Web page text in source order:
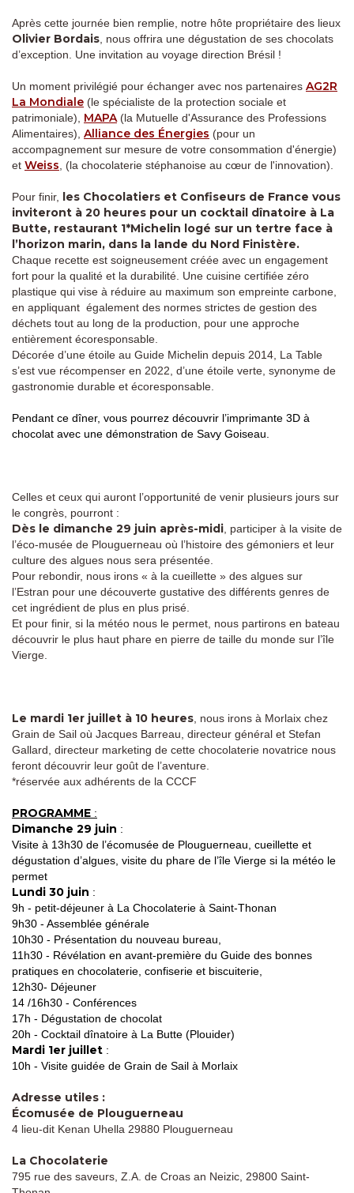
Après cette journée bien remplie, notre hôte propriétaire des lieux
Olivier Bordais , nous offrira une dégustation de ses chocolats
d’exception. Une invitation au voyage direction Brésil !
Un moment privilégié pour échanger avec nos partenaires AG2R
La Mondiale (le spécialiste de la protection sociale et
patrimoniale), MAPA (la Mutuelle d'Assurance des Professions
Alimentaires), Alliance des Énergies (pour un
accompagnement sur mesure de votre consommation d'énergie)
et Weiss , (la chocolaterie stéphanoise au cœur de l'innovation).
Pour finir, les Chocolatiers et Confiseurs de France vous
inviteront à 20 heures pour un cocktail dînatoire à La
Butte, restaurant 1*Michelin logé sur un tertre face à
l’horizon marin, dans la lande du Nord Finistère.
Chaque recette est soigneusement créée avec un engagement
fort pour la qualité et la durabilité. Une cuisine certifiée zéro
plastique qui vise à réduire au maximum son empreinte carbone,
en appliquant également des normes strictes de gestion des
déchets tout au long de la production, pour une approche
entièrement écoresponsable.
Décorée d’une étoile au Guide Michelin depuis 2014, La Table
s’est vue récompenser en 2022, d’une étoile verte, synonyme de
gastronomie durable et écoresponsable.
Pendant ce dîner, vous pourrez découvrir l’imprimante 3D à
chocolat avec une démonstration de Savy Goiseau.
Celles et ceux qui auront l’opportunité de venir plusieurs jours sur
le congrès, pourront :
Dès le dimanche 29 juin après-midi , participer à la visite de
l’éco-musée de Plouguerneau où l’histoire des gémoniers et leur
culture des algues nous sera présentée.
Pour rebondir, nous irons « à la cueillette » des algues sur
l’Estran pour une découverte gustative des différents genres de
cet ingrédient de plus en plus prisé.
Et pour finir, si la météo nous le permet, nous partirons en bateau
découvrir le plus haut phare en pierre de taille du monde sur l’île
Vierge.
Le mardi 1er juillet à 10 heures , nous irons à Morlaix chez
Grain de Sail où Jacques Barreau, directeur général et Stefan
Gallard, directeur marketing de cette chocolaterie novatrice nous
feront découvrir leur goût de l’aventure.
*réservée aux adhérents de la CCCF
PROGRAMME :
Dimanche 29 juin :
Visite à 13h30 de l’écomusée de Plouguerneau, cueillette et
dégustation d’algues, visite du phare de l’île Vierge si la météo le
permet
Lundi 30 juin :
9h - petit-déjeuner à La Chocolaterie à Saint-Thonan
9h30 - Assemblée générale
10h30 - Présentation du nouveau bureau,
11h30 - Révélation en avant-première du Guide des bonnes
pratiques en chocolaterie, confiserie et biscuiterie,
12h30- Déjeuner
14 /16h30 - Conférences
17h - Dégustation de chocolat
20h - Cocktail dînatoire à La Butte (Plouider)
Mardi 1er juillet :
10h - Visite guidée de Grain de Sail à Morlaix
Adresse utiles :
Écomusée de Plouguerneau
4 lieu-dit Kenan Uhella 29880 Plouguerneau
La Chocolaterie
795 rue des saveurs, Z.A. de Croas an Neizic, 29800 Saint-